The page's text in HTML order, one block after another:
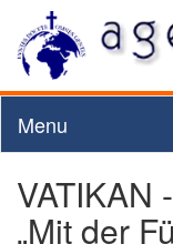
Menu
VATIKAN
„Mit der